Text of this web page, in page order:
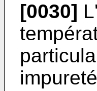
[0030]